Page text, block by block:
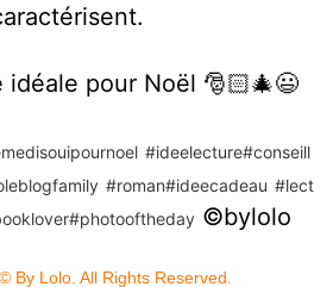
idéale pour Noël 🎅🏻🎄😃
#ideelecture#conseill
#roman#ideecadeau #lect
#photooftheday ©️bylolo